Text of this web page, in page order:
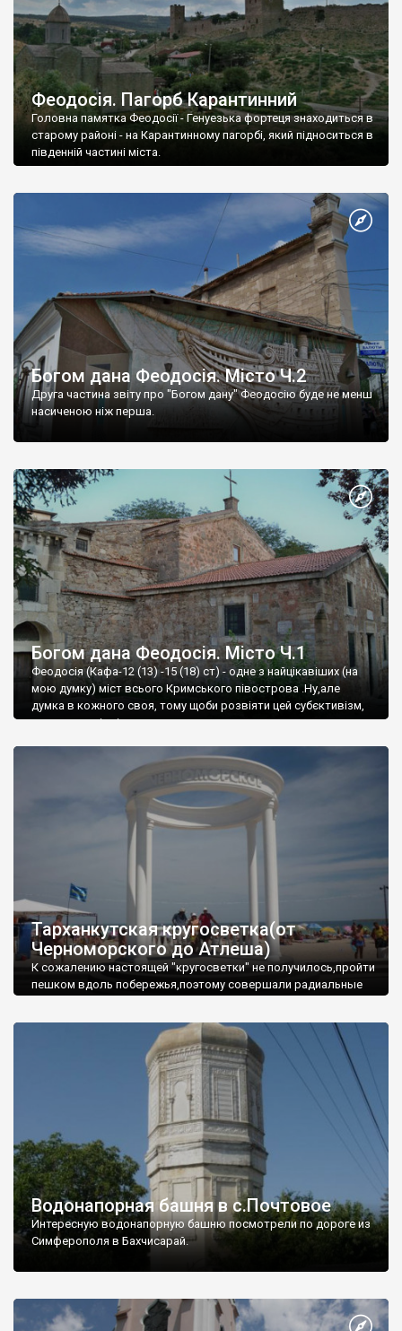
Феодосія. Пагорб Карантинний
Головна памятка Феодосії - Генуезька фортеця знаходиться в
старому районі - на Карантинному пагорбі, який підноситься в
південній частині міста.
Богом дана Феодосія. Місто Ч.2
Друга частина звіту про "Богом дану" Феодосію буде не менш
насиченою ніж перша.
Богом дана Феодосія. Місто Ч.1
Феодосія (Кафа-12 (13) -15 (18) ст) - одне з найцікавіших (на
мою думку) міст всього Кримського півострова .Ну,але
думка в кожного своя, тому щоби розвіяти цей субєктивізм,
запрошую відвідати це
Тарханкутская кругосветка(от
Черноморского до Атлеша)
К сожалению настоящей "кругосветки" не получилось,пройти
пешком вдоль побережья,поэтому совершали радиальные
Водонапорная башня в с.Почтовое
Интересную водонапорную башню посмотрели по дороге из
Симферополя в Бахчисарай.